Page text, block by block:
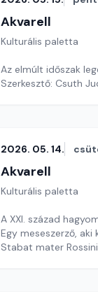
Akvarell
Kulturális paletta
Az elmúlt időszak
Szerkesztő: Csuth
2026. 05. 14.
Akvarell
Kulturális paletta
A XXI. század
Egy meseszerző, aki
Stabat mater